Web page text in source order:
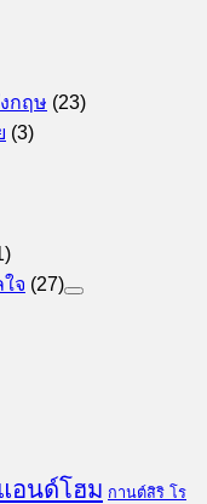
กฤษ (23)
(3)
จ (27)
อนด์โฮม กานต์สิริ โร